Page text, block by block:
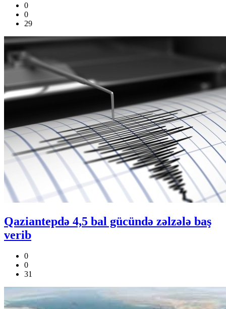
0
0
29
Qaziantepdə 4,5 bal gücündə zəlzələ baş
verib
0
0
31